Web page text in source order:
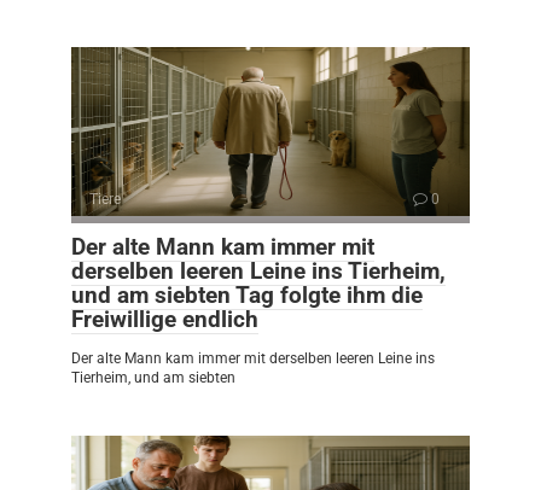
Tiere 0
Der alte Mann kam immer mit
derselben leeren Leine ins Tierheim,
und am siebten Tag folgte ihm die
Freiwillige endlich
Der alte Mann kam immer mit derselben leeren Leine ins
Tierheim, und am siebten